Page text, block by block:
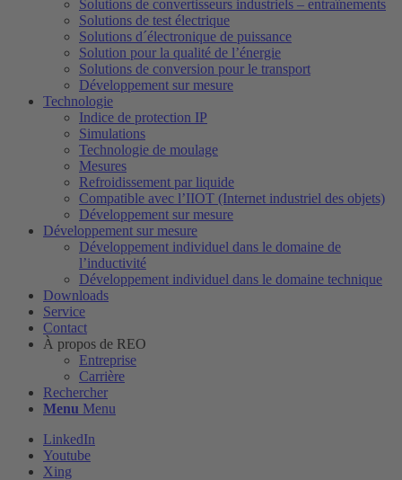
Solutions de convertisseurs industriels – entraînements
Solutions de test électrique
Solutions d´électronique de puissance
Solution pour la qualité de l’énergie
Solutions de conversion pour le transport
Développement sur mesure
Technologie
Indice de protection IP
Simulations
Technologie de moulage
Mesures
Refroidissement par liquide
Compatible avec l’IIOT (Internet industriel des objets)
Développement sur mesure
Développement sur mesure
Développement individuel dans le domaine de
l’inductivité
Développement individuel dans le domaine technique
Downloads
Service
Contact
À propos de REO
Entreprise
Carrière
Rechercher
Menu Menu
LinkedIn
Youtube
Xing